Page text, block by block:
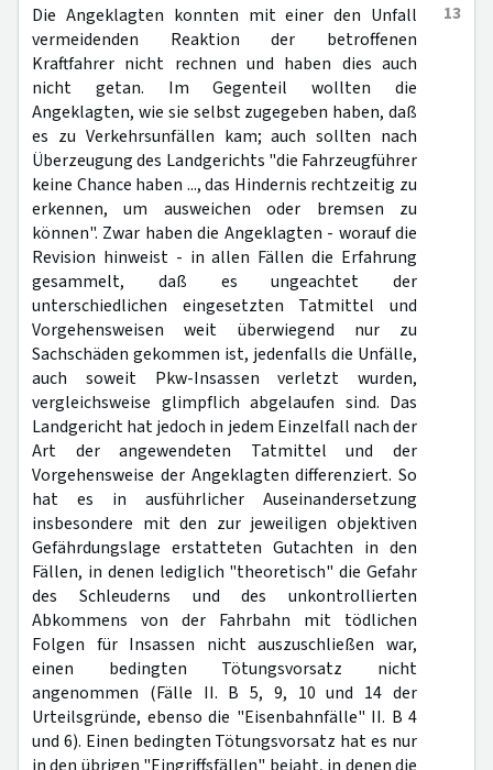
13
Die Angeklagten konnten mit einer den Unfall
vermeidenden Reaktion der betroffenen
Kraftfahrer nicht rechnen und haben dies auch
nicht getan. Im Gegenteil wollten die
Angeklagten, wie sie selbst zugegeben haben, daß
es zu Verkehrsunfällen kam; auch sollten nach
Überzeugung des Landgerichts "die Fahrzeugführer
keine Chance haben ..., das Hindernis rechtzeitig zu
erkennen, um ausweichen oder bremsen zu
können". Zwar haben die Angeklagten - worauf die
Revision hinweist - in allen Fällen die Erfahrung
gesammelt, daß es ungeachtet der
unterschiedlichen eingesetzten Tatmittel und
Vorgehensweisen weit überwiegend nur zu
Sachschäden gekommen ist, jedenfalls die Unfälle,
auch soweit Pkw-Insassen verletzt wurden,
vergleichsweise glimpflich abgelaufen sind. Das
Landgericht hat jedoch in jedem Einzelfall nach der
Art der angewendeten Tatmittel und der
Vorgehensweise der Angeklagten differenziert. So
hat es in ausführlicher Auseinandersetzung
insbesondere mit den zur jeweiligen objektiven
Gefährdungslage erstatteten Gutachten in den
Fällen, in denen lediglich "theoretisch" die Gefahr
des Schleuderns und des unkontrollierten
Abkommens von der Fahrbahn mit tödlichen
Folgen für Insassen nicht auszuschließen war,
einen bedingten Tötungsvorsatz nicht
angenommen (Fälle II. B 5, 9, 10 und 14 der
Urteilsgründe, ebenso die "Eisenbahnfälle" II. B 4
und 6). Einen bedingten Tötungsvorsatz hat es nur